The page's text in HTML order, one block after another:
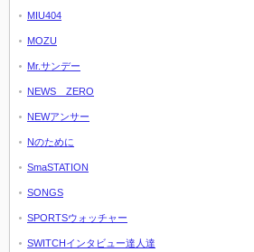
MIU404
MOZU
Mr.サンデー
NEWS ZERO
NEWアンサー
Nのために
SmaSTATION
SONGS
SPORTSウォッチャー
SWITCHインタビュー達人達